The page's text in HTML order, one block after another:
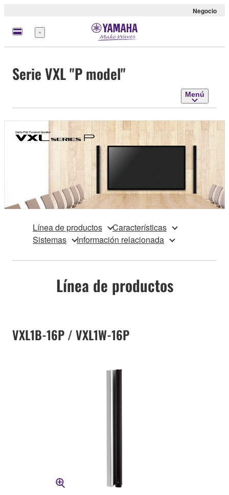
Negocio
Menú
Serie VXL "P model"
Menú
Línea de productos
Características
Sistemas
Información relacionada
Línea de productos
VXL1B-16P / VXL1W-16P